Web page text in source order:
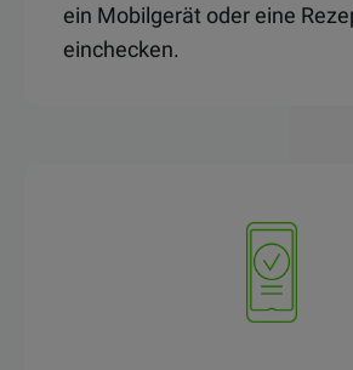
ein Mobilgerät oder eine
einchecken.